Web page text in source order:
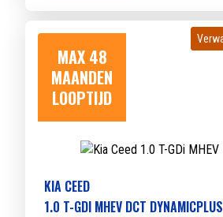
MAX 48
MAANDEN
LOOPTIJD
KIA CEED
1.0 T-GDI MHEV DCT